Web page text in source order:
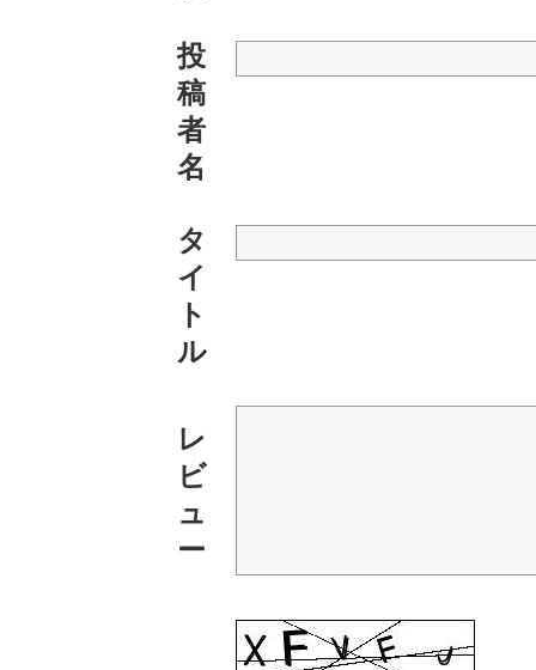
投
稿
者
名
タ
イ
ト
ル
レ
ビ
ュ
ー